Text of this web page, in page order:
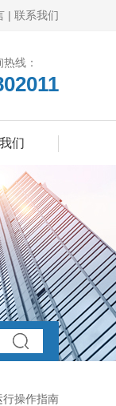
| 联系我们
线：
们
行操作指南